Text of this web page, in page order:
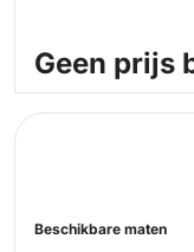
Geen prijs
Beschikbare maten